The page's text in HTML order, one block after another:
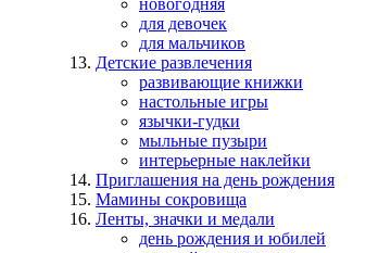
новогодняя
для девочек
для мальчиков
Детские развлечения
развивающие книжки
настольные игры
язычки-гудки
мыльные пузыри
интерьерные наклейки
Приглашения на день рождения
Мамины сокровища
Ленты, значки и медали
день рождения и юбилей